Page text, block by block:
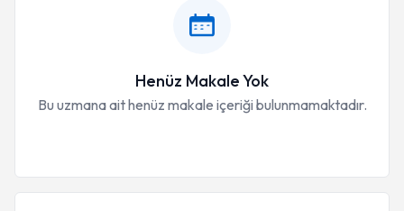
Henüz Makale Yok
Bu uzmana ait henüz makale içeriği bulunmamaktadır.